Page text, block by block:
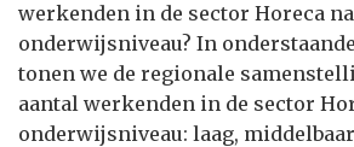
werkenden in de sector Horeca
onderwijsniveau? In
tonen we de regionale
aantal werkenden in de sector
onderwijsniveau: laag,